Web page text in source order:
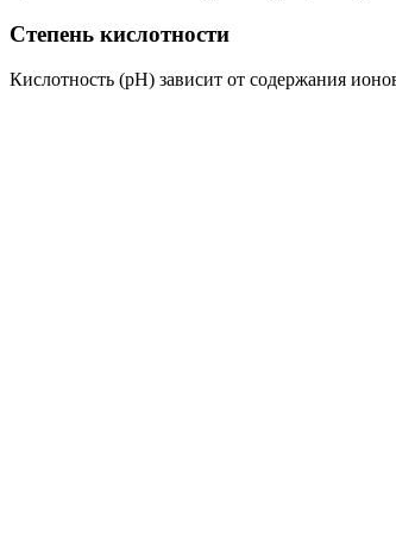
Степень кислотности
Кислотность (рН) зависит от содержания